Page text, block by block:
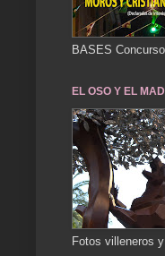
BASES
EL OSO Y EL
Fotos villeneros